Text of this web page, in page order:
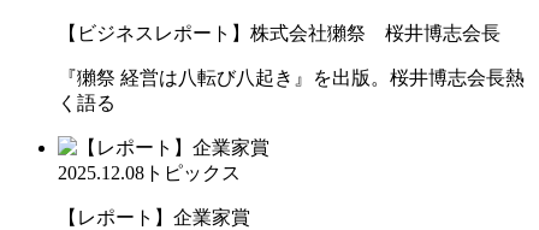
【ビジネスレポート】株式会社獺祭 桜井博志会長
『獺祭 経営は八転び八起き』を出版。桜井博志会長熱
く語る
2025.12.08 トピックス
【レポート】企業家賞